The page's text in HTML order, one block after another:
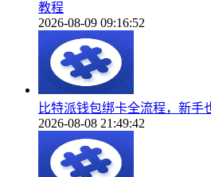
教程
2026-08-09 09:16:52
比特派钱包绑卡全流程，新手
2026-08-08 21:49:42